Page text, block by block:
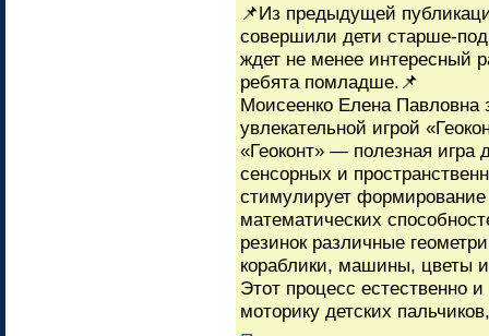
📌Из предыдущей
совершили дети старше-
ждет не менее интересный
ребята помладше.📌
Моисеенко Елена Павловна
увлекательной игрой
«Геоконт» — полезная игра
сенсорных и
стимулирует
математических
резинок различные
кораблики, машины, цветы
Этот процесс естественно
моторику детских